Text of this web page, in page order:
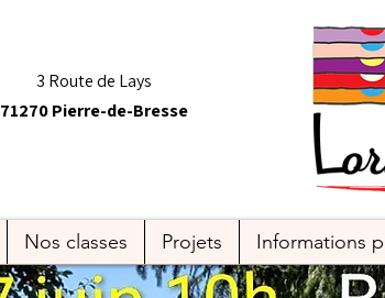
3 Route de Lays
71270 Pierre-de-Bresse
Nos classes Projets Informations